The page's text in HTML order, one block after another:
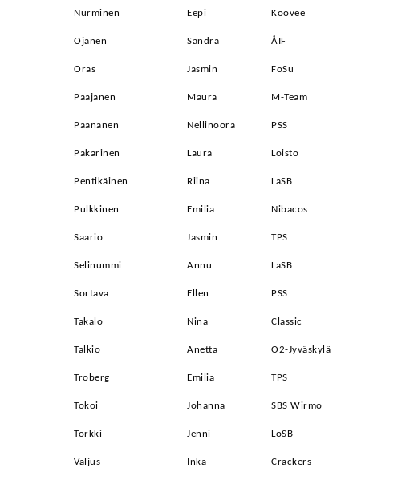
Nurminen Eepi Koovee
Ojanen Sandra ÅIF
Oras Jasmin FoSu
Paajanen Maura M-Team
Paananen Nellinoora PSS
Pakarinen Laura Loisto
Pentikäinen Riina LaSB
Pulkkinen Emilia Nibacos
Saario Jasmin TPS
Selinummi Annu LaSB
Sortava Ellen PSS
Takalo Nina Classic
Talkio Anetta O2-Jyväskylä
Troberg Emilia TPS
Tokoi Johanna SBS Wirmo
Torkki Jenni LoSB
Valjus Inka Crackers